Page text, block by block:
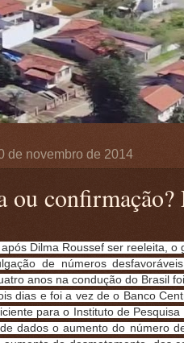
de novembro de 2014
ou confirmação?
Dilma Roussef ser reeleita,
de números
anos na condução do Brasil
dias e foi a vez de o Banco
para o Instituto de
dados o aumento do número